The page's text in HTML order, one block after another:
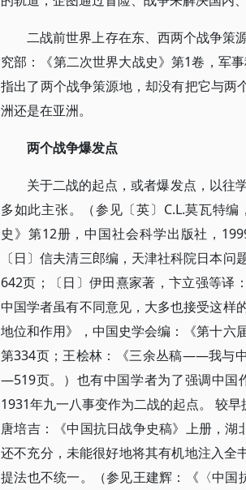
二战前世界上存在东、西两个战争策
究部：《第二次世界大战史》第1卷，军
指出了两个战争策源地，却没有把它与两
洲还是在亚洲。
两个战争爆发点
关于二战的起点，或者爆发点，以往
多如此主张。（参见〔英〕C.L.莫瓦特
史》第12册，中国社会科学出版社，
〔日〕信夫清三郎编，天津社科院日本
642页；〔日〕伊田熹家著，卞立强等译
中国学者虽有不同意见，大多也接受这样
地位和作用》，中国史学会编：《第十六
第334页；王桧林：《三余丛稿——我与
—519页。）也有中国学者为了强调中国
1931年九一八事变作为二战的起点。 较
唐培吉：《中国抗日战争史稿》上册，
还不充分，未能很好地将其有机地注入全
提法也不统一。（参见王建辉：《〈中